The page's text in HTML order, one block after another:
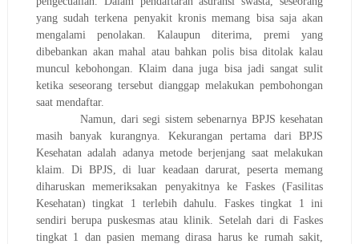
yang sudah terkena penyakit kronis memang bisa saja akan
mengalami penolakan. Kalaupun diterima, premi yang
dibebankan akan mahal atau bahkan polis bisa ditolak kalau
muncul kebohongan. Klaim dana juga bisa jadi sangat sulit
ketika seseorang tersebut dianggap melakukan pembohongan
saat mendaftar.
Namun, dari segi sistem sebenarnya BPJS kesehatan
masih banyak kurangnya. Kekurangan pertama dari BPJS
Kesehatan adalah adanya metode berjenjang saat melakukan
klaim. Di BPJS, di luar keadaan darurat, peserta memang
diharuskan memeriksakan penyakitnya ke Faskes (Fasilitas
Kesehatan) tingkat 1 terlebih dahulu. Faskes tingkat 1 ini
sendiri berupa puskesmas atau klinik. Setelah dari di Faskes
tingkat 1 dan pasien memang dirasa harus ke rumah sakit,